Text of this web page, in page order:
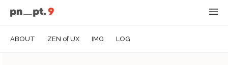
ABOUT ZEN of UX IMG LOG